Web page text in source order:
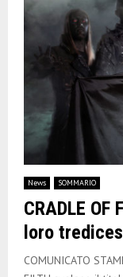
M
N
U
News SOMMARIO
CRADLE
loro
COMUNICATO